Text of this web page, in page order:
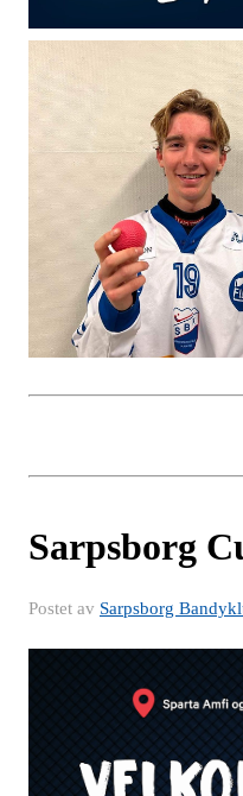
Sarpsborg
Postet av Sarpsborg